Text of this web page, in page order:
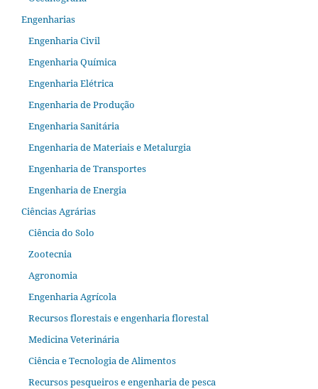
Engenharias
Engenharia Civil
Engenharia Química
Engenharia Elétrica
Engenharia de Produção
Engenharia Sanitária
Engenharia de Materiais e Metalurgia
Engenharia de Transportes
Engenharia de Energia
Ciências Agrárias
Ciência do Solo
Zootecnia
Agronomia
Engenharia Agrícola
Recursos florestais e engenharia florestal
Medicina Veterinária
Ciência e Tecnologia de Alimentos
Recursos pesqueiros e engenharia de pesca